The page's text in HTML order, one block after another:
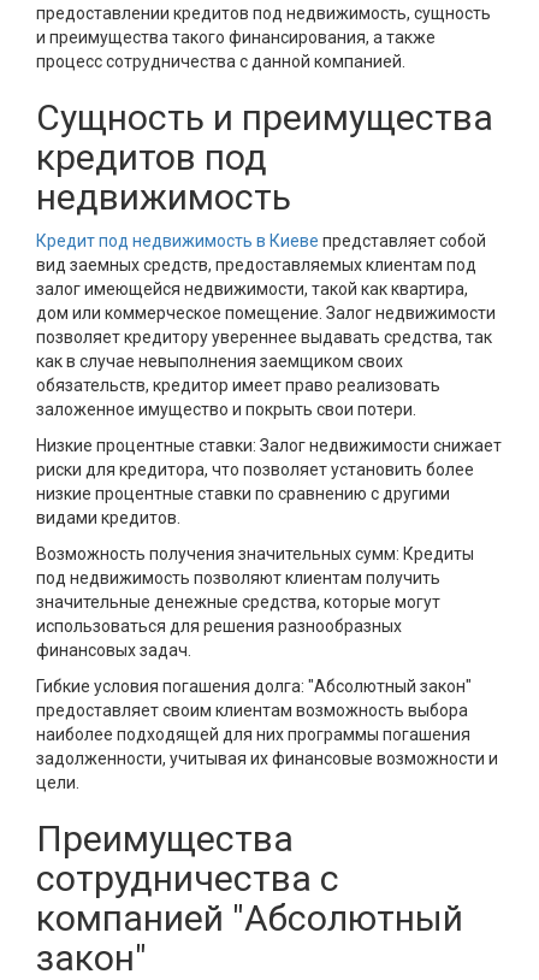
предоставлении кредитов под недвижимость, сущность
и преимущества такого финансирования, а также
процесс сотрудничества с данной компанией.
Сущность и преимущества
кредитов под
недвижимость
Кредит под недвижимость в Киеве представляет собой
вид заемных средств, предоставляемых клиентам под
залог имеющейся недвижимости, такой как квартира,
дом или коммерческое помещение. Залог недвижимости
позволяет кредитору увереннее выдавать средства, так
как в случае невыполнения заемщиком своих
обязательств, кредитор имеет право реализовать
заложенное имущество и покрыть свои потери.
Низкие процентные ставки: Залог недвижимости снижает
риски для кредитора, что позволяет установить более
низкие процентные ставки по сравнению с другими
видами кредитов.
Возможность получения значительных сумм: Кредиты
под недвижимость позволяют клиентам получить
значительные денежные средства, которые могут
использоваться для решения разнообразных
финансовых задач.
Гибкие условия погашения долга: "Абсолютный закон"
предоставляет своим клиентам возможность выбора
наиболее подходящей для них программы погашения
задолженности, учитывая их финансовые возможности и
цели.
Преимущества
сотрудничества с
компанией "Абсолютный
закон"